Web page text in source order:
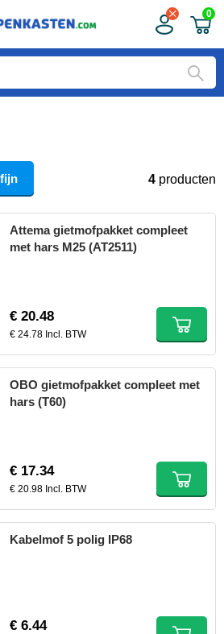
0
4 producten
Attema gietmofpakket compleet
met hars M25 (AT2511)
€ 20.48
€ 24.78 Incl. BTW
OBO gietmofpakket compleet met
hars (T60)
€ 17.34
€ 20.98 Incl. BTW
Kabelmof 5 polig IP68
€ 6.44